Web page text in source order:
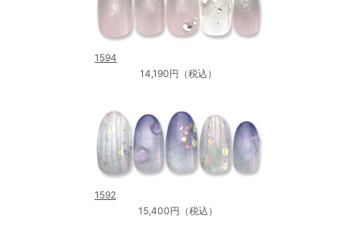
1594
14,190円（税込）
1592
15,400円（税込）